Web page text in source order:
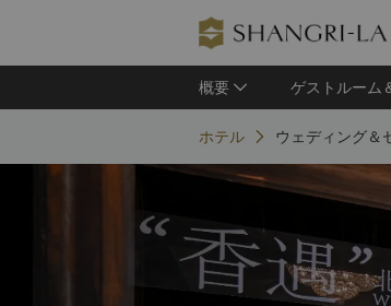
概要 ゲストルーム
ホテル ウェディング＆